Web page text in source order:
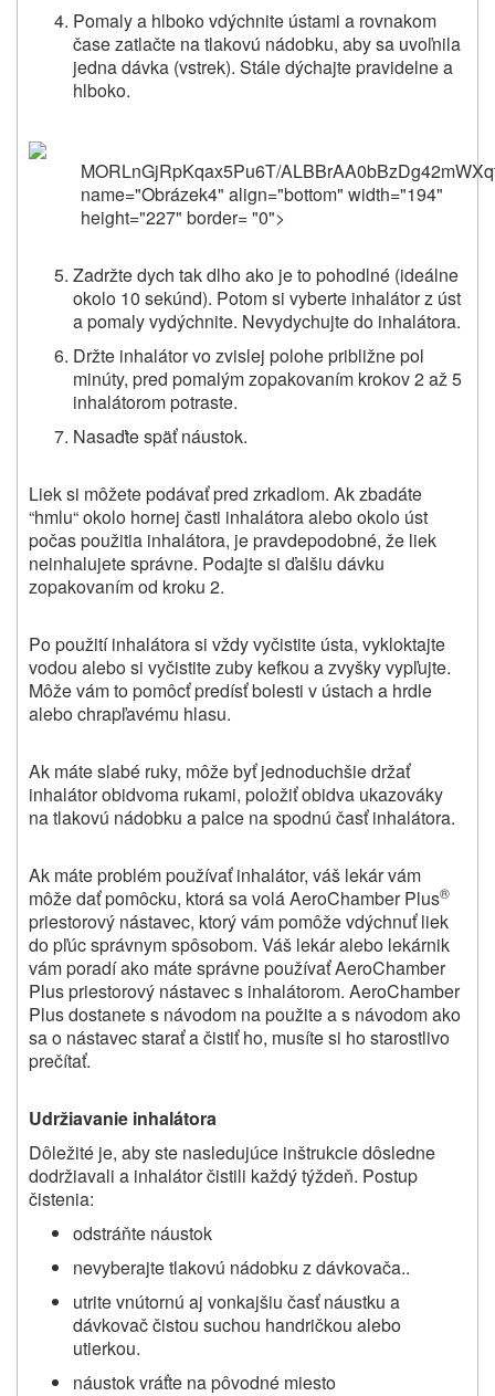
Pomaly a hlboko vdýchnite ústami a rovnakom
čase zatlačte na tlakovú nádobku, aby sa uvoľnila
jedna dávka (vstrek). Stále dýchajte pravidelne a
hlboko.
name="Obrázek4" align="bottom" width="194"
height="227" border= "0">
Zadržte dych tak dlho ako je to pohodlné (ideálne
okolo 10 sekúnd). Potom si vyberte inhalátor z úst
a pomaly vydýchnite. Nevydychujte do inhalátora.
Držte inhalátor vo zvislej polohe približne pol
minúty, pred pomalým zopakovaním krokov 2 až 5
inhalátorom potraste.
Nasaďte späť náustok.
Liek si môžete podávať pred zrkadlom. Ak zbadáte
“hmlu“ okolo hornej časti inhalátora alebo okolo úst
počas použitia inhalátora, je pravdepodobné, že liek
neinhalujete správne. Podajte si ďalšiu dávku
zopakovaním od kroku 2.
Po použití inhalátora si vždy vyčistite ústa, vykloktajte
vodou alebo si vyčistite zuby kefkou a zvyšky vypľujte.
Môže vám to pomôcť predísť bolesti v ústach a hrdle
alebo chrapľavému hlasu.
Ak máte slabé ruky, môže byť jednoduchšie držať
inhalátor obidvoma rukami, položiť obidva ukazováky
na tlakovú nádobku a palce na spodnú časť inhalátora.
Ak máte problém používať inhalátor, váš lekár vám
môže dať pomôcku, ktorá sa volá AeroChamber Plus®
priestorový nástavec, ktorý vám pomôže vdýchnuť liek
do pľúc správnym spôsobom. Váš lekár alebo lekárnik
vám poradí ako máte správne používať AeroChamber
Plus priestorový nástavec s inhalátorom. AeroChamber
Plus dostanete s návodom na použite a s návodom ako
sa o nástavec starať a čistiť ho, musíte si ho starostlivo
prečítať.
Udržiavanie inhalátora
Dôležité je, aby ste nasledujúce inštrukcie dôsledne
dodržiavali a inhalátor čistili každý týždeň. Postup
čistenia:
odstráňte náustok
nevyberajte tlakovú nádobku z dávkovača..
utrite vnútornú aj vonkajšiu časť náustku a
dávkovač čistou suchou handričkou alebo
utierkou.
náustok vráťte na pôvodné miesto